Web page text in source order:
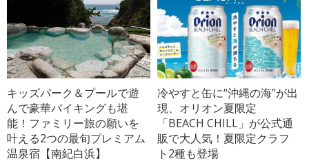
キッズパーク＆プールで遊
んで豪華バイキングも堪
能！ファミリー旅の願いを
叶える2つの最旬プレミアム
温泉宿【南紀白浜】
冷やすと缶に“沖縄の海”が出
現、オリオン夏限定
「BEACH CHILL」が公式通
販で大人気！夏限定クラフ
ト2種も登場